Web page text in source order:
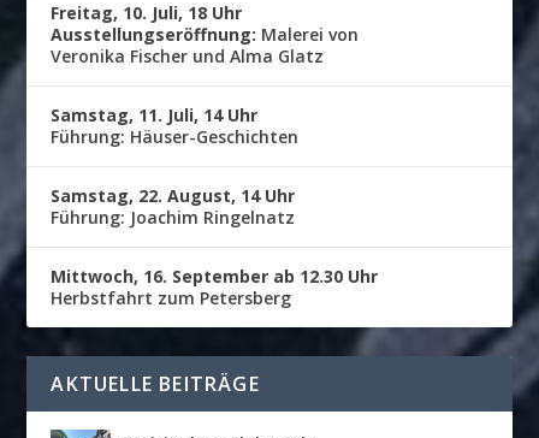
Freitag, 10. Juli, 18 Uhr
Ausstellungseröffnung: Malerei von
Veronika Fischer und Alma Glatz
Samstag, 11. Juli, 14 Uhr
Führung: Häuser-Geschichten
Samstag, 22. August, 14 Uhr
Führung: Joachim Ringelnatz
Mittwoch, 16. September ab 12.30 Uhr
Herbstfahrt zum Petersberg
AKTUELLE BEITRÄGE